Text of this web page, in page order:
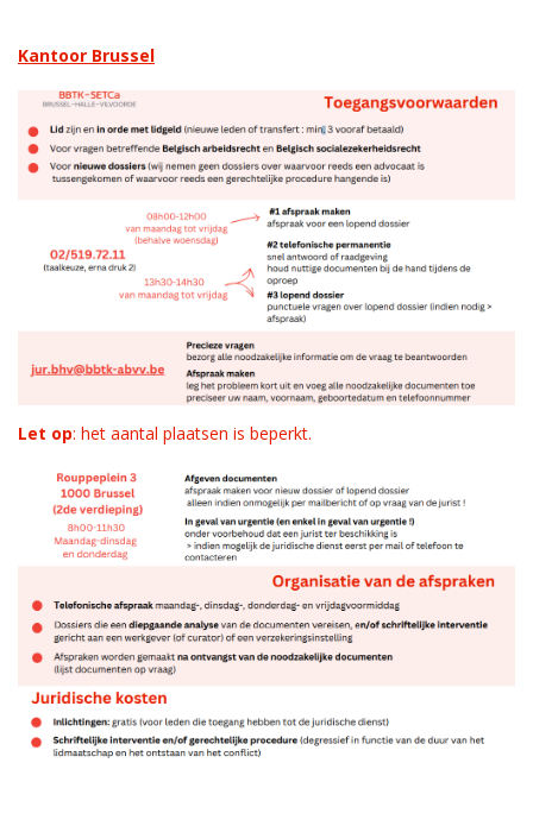
Kantoor Brussel
Let op: het aantal plaatsen is beperkt.